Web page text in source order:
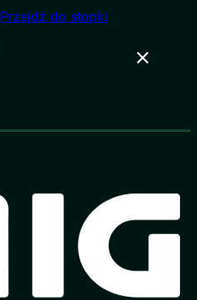
Przejdź do stopki